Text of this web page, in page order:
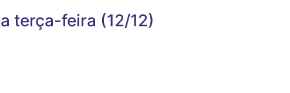
terça-feira (12/12)